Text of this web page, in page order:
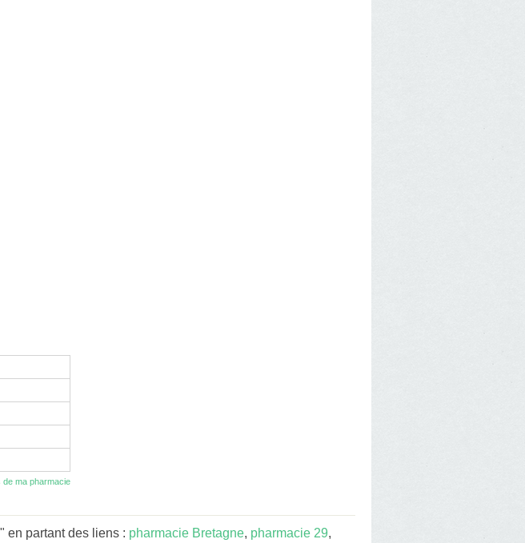
de ma pharmacie
en partant des liens : pharmacie Bretagne, pharmacie 29,